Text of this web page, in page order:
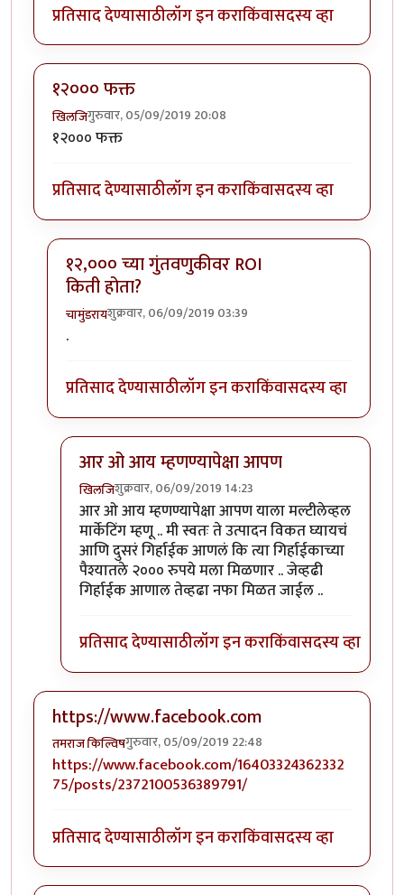
प्रतिसाद देण्यासाठीलॉग इन कराकिंवासदस्य व्हा
१२००० फक्त
खिलजिगुरुवार, 05/09/2019 20:08
१२००० फक्त
प्रतिसाद देण्यासाठीलॉग इन कराकिंवासदस्य व्हा
१२,००० च्या गुंतवणुकीवर ROI
किती होता?
चामुंडरायशुक्रवार, 06/09/2019 03:39
In reply to
.
प्रतिसाद देण्यासाठीलॉग इन कराकिंवासदस्य व्हा
आर ओ आय म्हणण्यापेक्षा आपण
खिलजिशुक्रवार, 06/09/2019 14:23
In reply to१२,००० च्या गुंतवणुकीवर ROI किती होता?
आर ओ आय म्हणण्यापेक्षा आपण याला मल्टीलेव्हल
मार्केटिंग म्हणू .. मी स्वतः ते उत्पादन विकत घ्यायचं
आणि दुसरं गिर्हाईक आणलं कि त्या गिर्हाईकाच्या
पैश्यातले २००० रुपये मला मिळणार .. जेव्हढी
गिर्हाईक आणाल तेव्हढा नफा मिळत जाईल ..
प्रतिसाद देण्यासाठीलॉग इन कराकिंवासदस्य व्हा
https://www.facebook.com
तमराज किल्विषगुरुवार, 05/09/2019 22:48
https://www.facebook.com/16403324362332
75/posts/2372100536389791/
प्रतिसाद देण्यासाठीलॉग इन कराकिंवासदस्य व्हा